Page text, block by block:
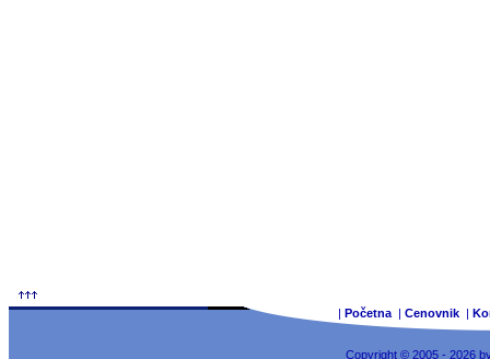
| Početna | Cenovnik |
Copyright © 2005 - 2026